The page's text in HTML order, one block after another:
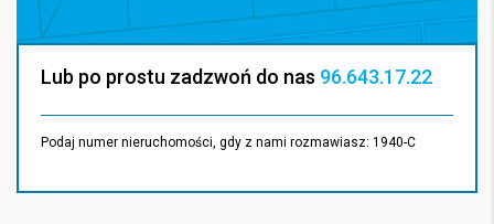
Lub po prostu zadzwoń do nas 96.643.17.22
Podaj numer nieruchomości, gdy z nami rozmawiasz: 1940-C